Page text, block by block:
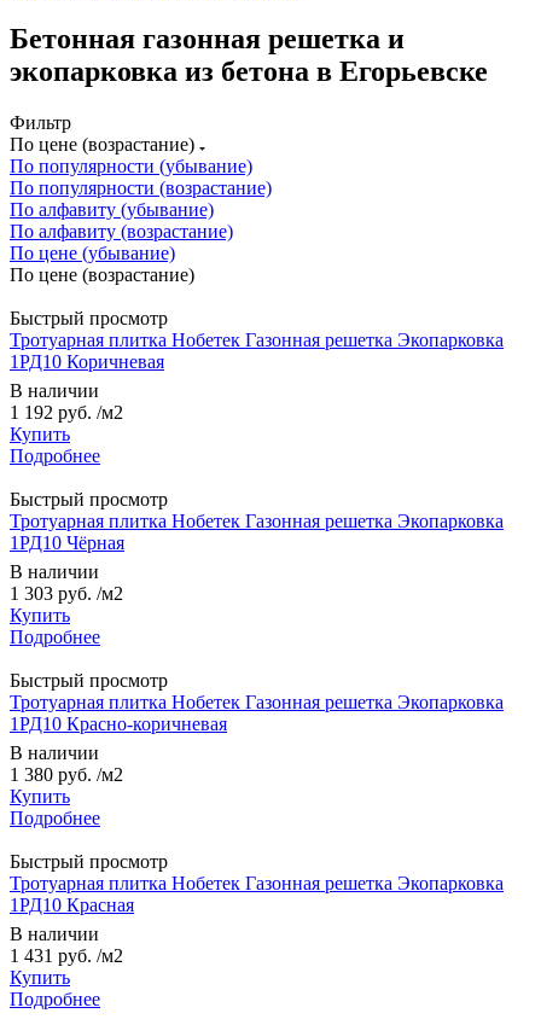
Бетонная газонная решетка и
экопарковка из бетона в Егорьевске
Фильтр
По цене (возрастание)
По популярности (убывание)
По популярности (возрастание)
По алфавиту (убывание)
По алфавиту (возрастание)
По цене (убывание)
По цене (возрастание)
Быстрый просмотр
Тротуарная плитка Нобетек Газонная решетка Экопарковка
1РД10 Коричневая
В наличии
1 192 руб. /м2
Купить
Подробнее
Быстрый просмотр
Тротуарная плитка Нобетек Газонная решетка Экопарковка
1РД10 Чёрная
В наличии
1 303 руб. /м2
Купить
Подробнее
Быстрый просмотр
Тротуарная плитка Нобетек Газонная решетка Экопарковка
1РД10 Красно-коричневая
В наличии
1 380 руб. /м2
Купить
Подробнее
Быстрый просмотр
Тротуарная плитка Нобетек Газонная решетка Экопарковка
1РД10 Красная
В наличии
1 431 руб. /м2
Купить
Подробнее